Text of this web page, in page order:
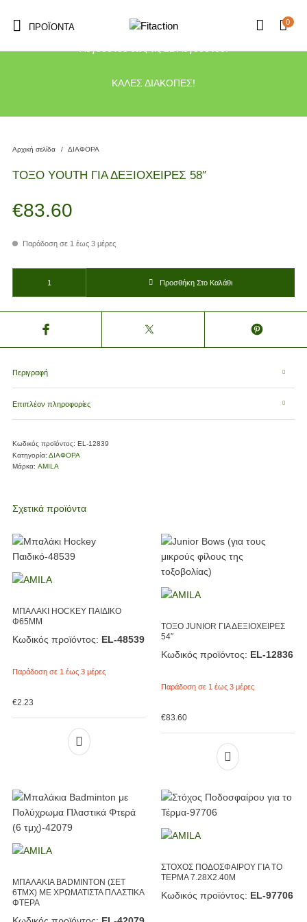
Το κατάστημα μας θα παραμείνει κλειστό λόγω διακοπών από τις 10
Αυγούστου έως τις 21 Αυγούστου.
ΚΑΛΕΣ ΔΙΑΚΟΠΕΣ!
ΠΡΟΪΌΝΤΑ
0
Αρχική σελίδα / ΔΙΑΦΟΡΑ
ΤΟΞΟ YOUTH ΓΙΑ ΔΕΞΙΟΧΕΙΡΕΣ 58″
€83.60
Παράδοση σε 1 έως 3 μέρες
Προσθήκη Στο Καλάθι
Περιγραφή
Επιπλέον πληροφορίες
Κωδικός προϊόντος: EL-12839
Κατηγορία: ΔΙΑΦΟΡΑ
Μάρκα: AMILA
Σχετικά προϊόντα
ΜΠΑΛΑΚΙ HOCKEY ΠΑΙΔΙΚΟ
Φ65ΜΜ
Κωδικός προϊόντος: EL-48539
Παράδοση σε 1 έως 3 μέρες
€2.23
ΤΟΞΟ JUNIOR ΓΙΑ ΔΕΞΙΟΧΕΙΡΕΣ
54″
Κωδικός προϊόντος: EL-12836
Παράδοση σε 1 έως 3 μέρες
€83.60
ΜΠΑΛΑΚΙΑ BADMINTON (ΣΕΤ
6ΤΜΧ) ΜΕ ΧΡΩΜΑΤΙΣΤΑ ΠΛΑΣΤΙΚΑ
ΦΤΕΡΑ
ΣΤΟΧΟΣ ΠΟΔΟΣΦΑΙΡΟΥ ΓΙΑ ΤΟ
ΤΕΡΜΑ 7.28X2.40M
Κωδικός προϊόντος: EL-97706